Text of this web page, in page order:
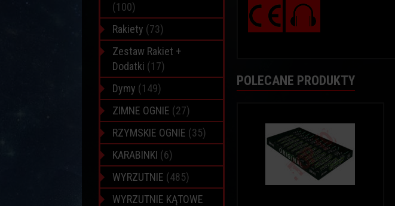
POLECANE PRODUKTY
(100)
Rakiety (73)
Zestaw Rakiet +
Dodatki (17)
Dymy (149)
ZIMNE OGNIE (27)
RZYMSKIE OGNIE (35)
KARABINKI (6)
WYRZUTNIE (485)
WYRZUTNIE KĄTOWE